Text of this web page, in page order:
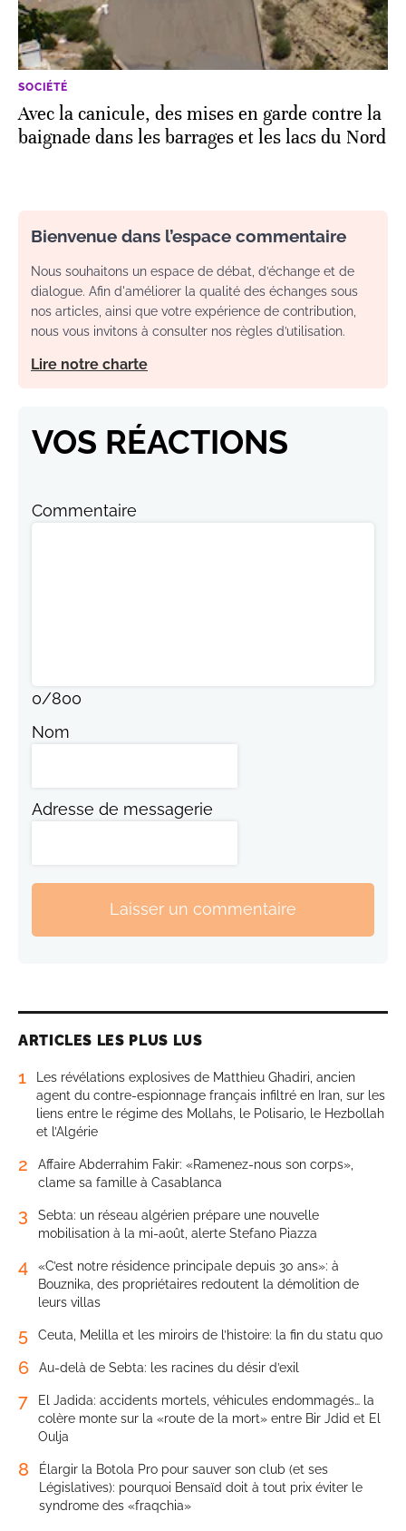
SOCIÉTÉ
Avec la canicule, des mises en garde contre la
baignade dans les barrages et les lacs du Nord
Bienvenue dans l’espace commentaire
Nous souhaitons un espace de débat, d’échange et de
dialogue. Afin d'améliorer la qualité des échanges sous
nos articles, ainsi que votre expérience de contribution,
nous vous invitons à consulter nos règles d’utilisation.
Lire notre charte
VOS RÉACTIONS
Commentaire
0/800
Nom
Adresse de messagerie
Laisser un commentaire
ARTICLES LES PLUS LUS
1
Les révélations explosives de Matthieu Ghadiri, ancien
agent du contre-espionnage français infiltré en Iran, sur les
liens entre le régime des Mollahs, le Polisario, le Hezbollah
et l’Algérie
2
Affaire Abderrahim Fakir: «Ramenez-nous son corps»,
clame sa famille à Casablanca
3
Sebta: un réseau algérien prépare une nouvelle
mobilisation à la mi-août, alerte Stefano Piazza
4
«C’est notre résidence principale depuis 30 ans»: à
Bouznika, des propriétaires redoutent la démolition de
leurs villas
5 Ceuta, Melilla et les miroirs de l’histoire: la fin du statu quo
6 Au-delà de Sebta: les racines du désir d’exil
7
El Jadida: accidents mortels, véhicules endommagés… la
colère monte sur la «route de la mort» entre Bir Jdid et El
Oulja
8
Élargir la Botola Pro pour sauver son club (et ses
Législatives): pourquoi Bensaïd doit à tout prix éviter le
syndrome des «fraqchia»